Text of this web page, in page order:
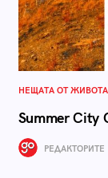
НЕЩАТА ОТ ЖИВОТА
Summer City
РЕДАКТОРИТЕ